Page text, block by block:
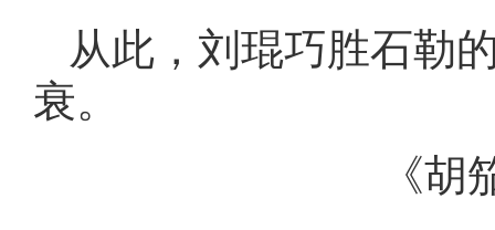
从此，刘琨巧胜石勒
衰。
《胡笳退敌